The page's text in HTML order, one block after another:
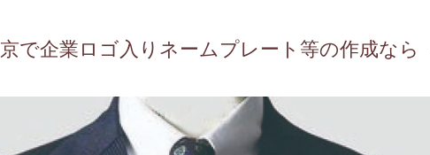
で企業ロゴ入りネームプレート等の作成なら